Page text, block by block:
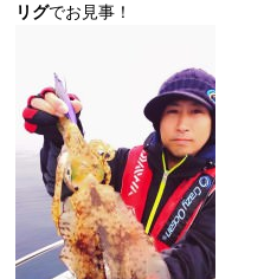
リグでお見事！